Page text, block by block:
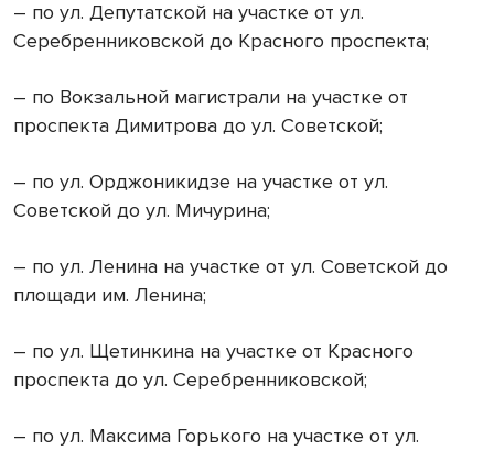
– по ул. Депутатской на участке от ул.
Серебренниковской до Красного проспекта;
– по Вокзальной магистрали на участке от
проспекта Димитрова до ул. Советской;
– по ул. Орджоникидзе на участке от ул.
Советской до ул. Мичурина;
– по ул. Ленина на участке от ул. Советской до
площади им. Ленина;
– по ул. Щетинкина на участке от Красного
проспекта до ул. Серебренниковской;
– по ул. Максима Горького на участке от ул.